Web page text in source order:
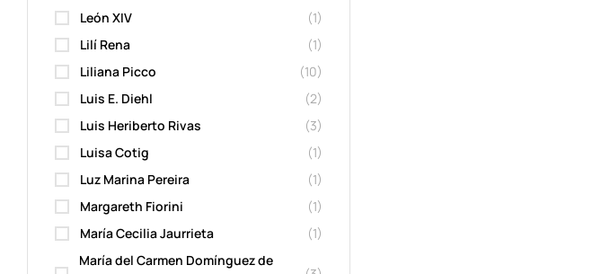
León XIV
(1)
Lilí Rena
(1)
Liliana Picco
(10)
Luis E. Diehl
(2)
Luis Heriberto Rivas
(3)
Luisa Cotig
(1)
Luz Marina Pereira
(1)
Margareth Fiorini
(1)
María Cecilia Jaurrieta
(1)
María del Carmen Domínguez de